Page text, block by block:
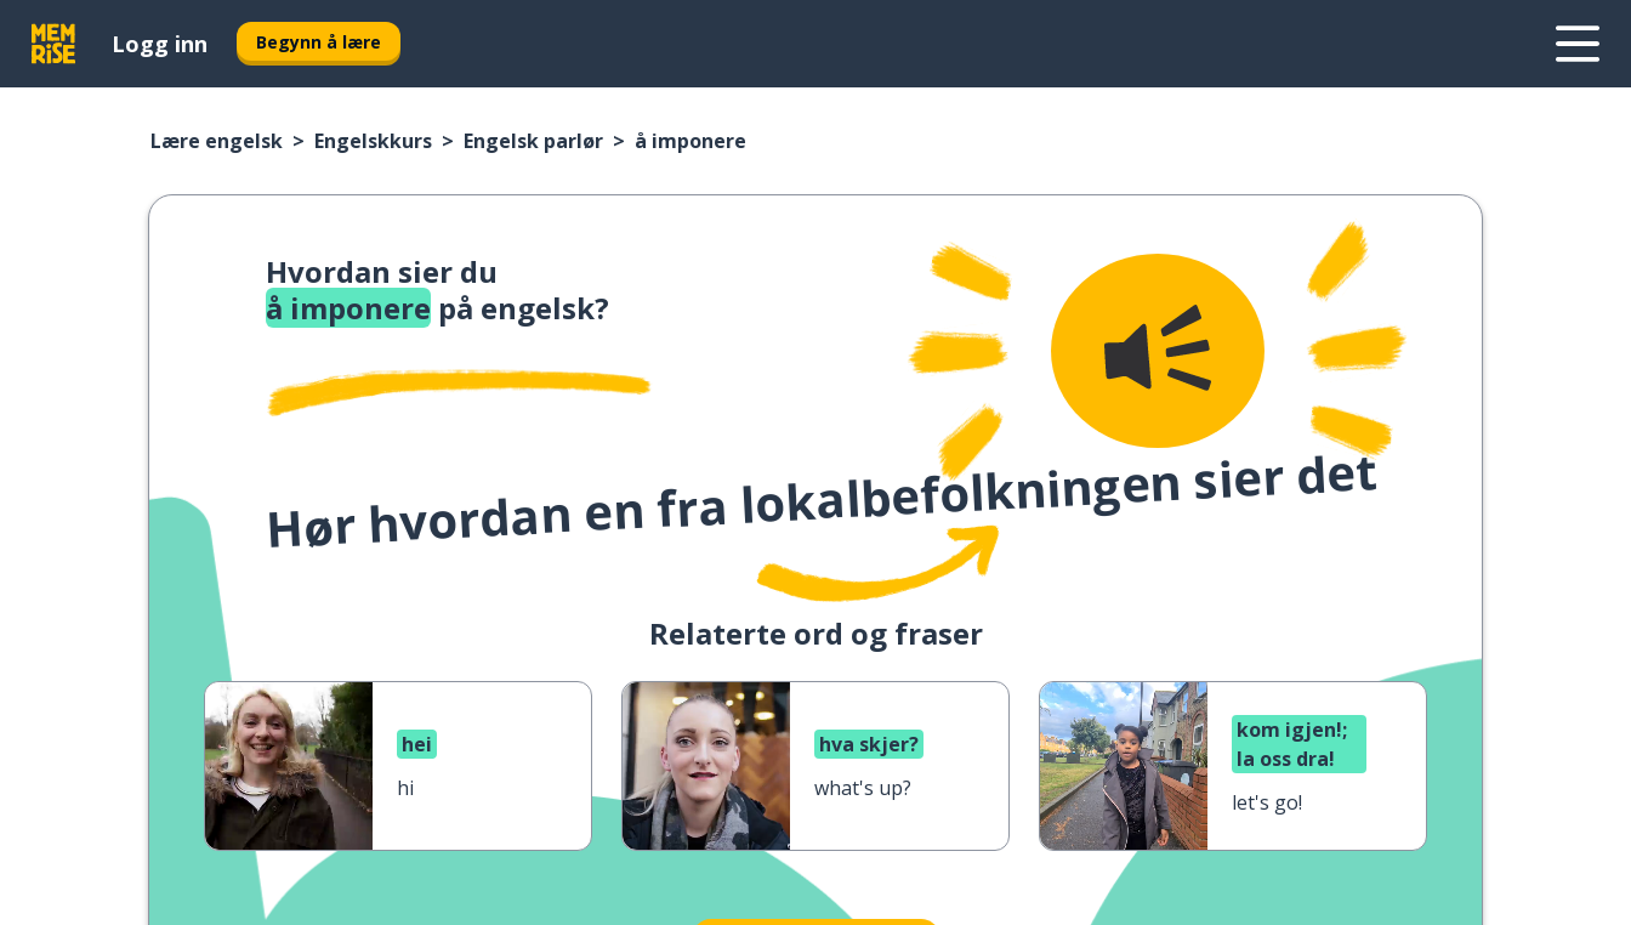
Logg inn Begynn å lære
Lære engelsk Engelskkurs Engelsk parlør å imponere
Hvordan sier du
å imponere på engelsk?
Hør hvordan en fra lokalbefolkningen sier det
Relaterte ord og fraser
hei
hi
hva skjer?
what's up?
kom igjen!;
la oss dra!
let's go!